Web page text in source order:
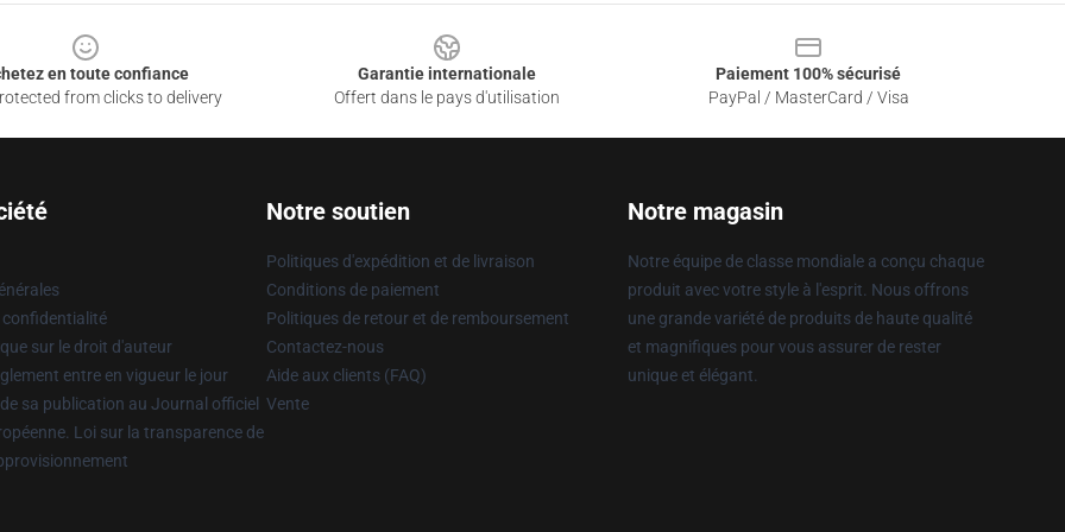
en toute confiance
from clicks to delivery
Garantie internationale
Offert dans le pays d'utilisation
Paiement 100% sécurisé
PayPal / MasterCard / Visa
confidentialité
sur le droit d'auteur
entre en vigueur le jour
sa publication au Journal officiel
Loi sur la transparence de
Notre soutien
Politiques d'expédition et de livraison
Conditions de paiement
Politiques de retour et de remboursement
Contactez-nous
Aide aux clients (FAQ)
Vente
Notre magasin
Notre équipe de classe mondiale a conçu chaque
produit avec votre style à l'esprit. Nous offrons
une grande variété de produits de haute qualité
et magnifiques pour vous assurer de rester
unique et élégant.